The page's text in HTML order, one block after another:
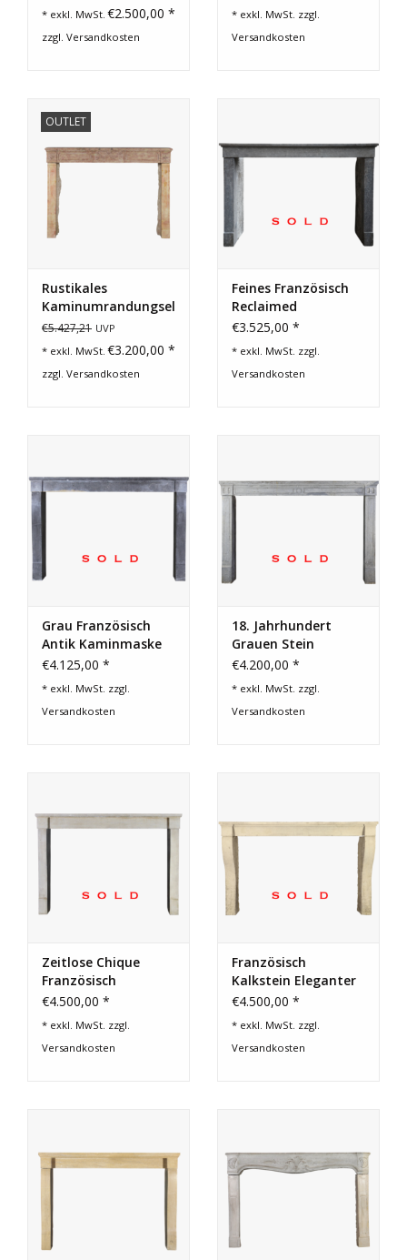
€2.500,00 *
* exkl. MwSt.
zzgl. Versandkosten
* exkl. MwSt. zzgl.
Versandkosten
OUTLET
Rustikales
Kaminumrandungselement
Aus Stein Aus Dem
€5.427,21 UVP
€3.200,00 *
* exkl. MwSt.
zzgl. Versandkosten
Feines Französisch
Reclaimed
Kaminmaske
€3.525,00 *
* exkl. MwSt. zzgl.
Versandkosten
Grau Französisch
Antik Kaminmaske
€4.125,00 *
* exkl. MwSt. zzgl.
Versandkosten
18. Jahrhundert
Grauen Stein
Jahrgang
€4.200,00 *
* exkl. MwSt. zzgl.
Versandkosten
Zeitlose Chique
Französisch
Jahrgang
€4.500,00 *
* exkl. MwSt. zzgl.
Versandkosten
Französisch
Kalkstein Eleganter
Kaminmaske
€4.500,00 *
* exkl. MwSt. zzgl.
Versandkosten